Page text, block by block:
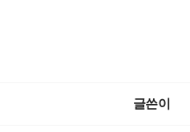
글쓴이